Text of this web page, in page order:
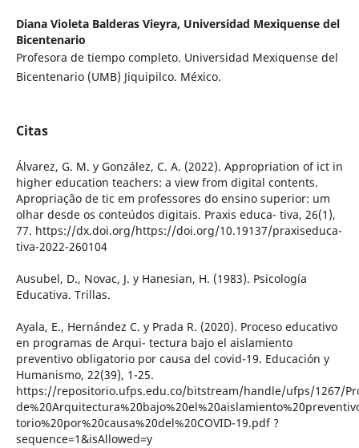
Diana Violeta Balderas Vieyra, Universidad Mexiquense del
Bicentenario
Profesora de tiempo completo. Universidad Mexiquense del
Bicentenario (UMB) Jiquipilco. México.
Citas
Álvarez, G. M. y González, C. A. (2022). Appropriation of ict in
higher education teachers: a view from digital contents.
Apropriação de tic em professores do ensino superior: um
olhar desde os conteúdos digitais. Praxis educa- tiva, 26(1),
77. https://dx.doi.org/https://doi.org/10.19137/praxiseduca-
tiva-2022-260104
Ausubel, D., Novac, J. y Hanesian, H. (1983). Psicología
Educativa. Trillas.
Ayala, E., Hernández C. y Prada R. (2020). Proceso educativo
en programas de Arqui- tectura bajo el aislamiento
preventivo obligatorio por causa del covid-19. Educación y
Humanismo, 22(39), 1-25.
https://repositorio.ufps.edu.co/bitstream/handle/ufps/1267/
torio%20por%20causa%20del%20COVID-19.pdf ?
sequence=1&isAllowed=y